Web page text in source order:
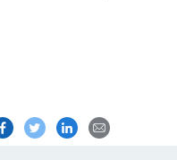
Condividi questa pagina su
Condividi questa
Condividi